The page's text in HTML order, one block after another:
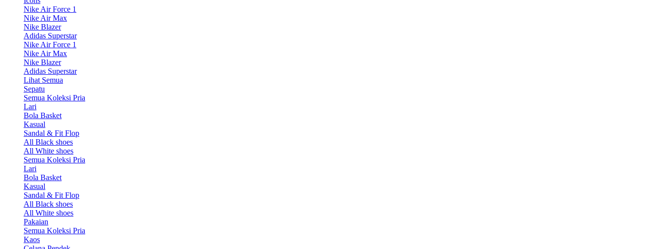
Nike Air Force 1
Nike Air Max
Nike Blazer
Adidas Superstar
Nike Air Force 1
Nike Air Max
Nike Blazer
Adidas Superstar
Lihat Semua
Sepatu
Semua Koleksi Pria
Lari
Bola Basket
Kasual
Sandal & Fit Flop
All Black shoes
All White shoes
Semua Koleksi Pria
Lari
Bola Basket
Kasual
Sandal & Fit Flop
All Black shoes
All White shoes
Pakaian
Semua Koleksi Pria
Kaos